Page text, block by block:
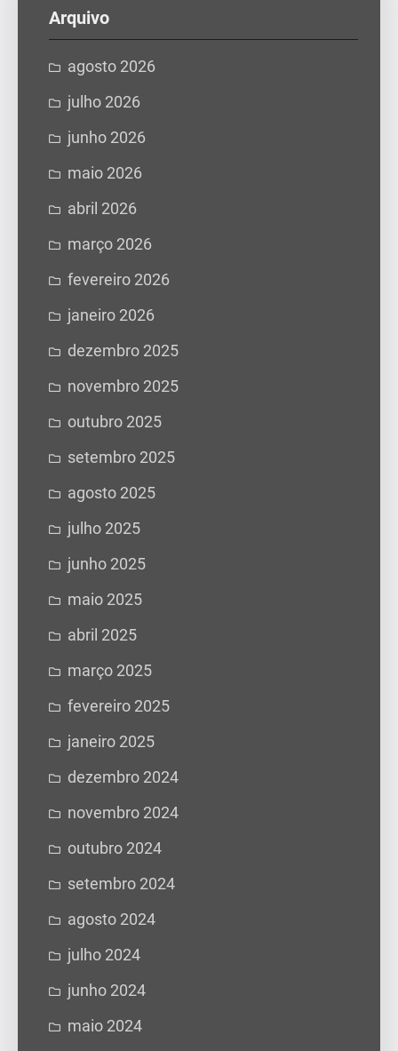
s
r
Arquivo
agosto 2026
julho 2026
junho 2026
maio 2026
abril 2026
março 2026
fevereiro 2026
janeiro 2026
dezembro 2025
novembro 2025
outubro 2025
setembro 2025
agosto 2025
julho 2025
junho 2025
maio 2025
abril 2025
março 2025
fevereiro 2025
janeiro 2025
dezembro 2024
novembro 2024
outubro 2024
setembro 2024
agosto 2024
julho 2024
junho 2024
maio 2024